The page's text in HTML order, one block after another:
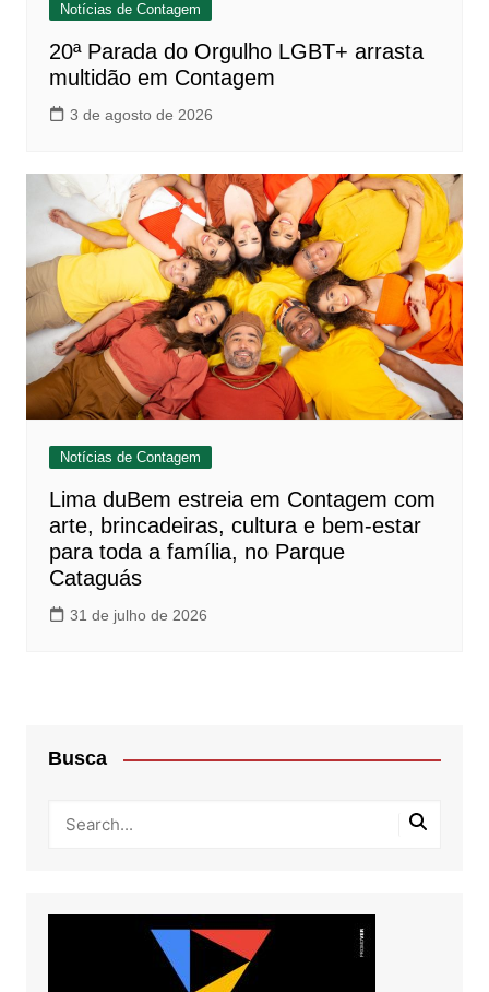
Notícias de Contagem
20ª Parada do Orgulho LGBT+ arrasta
multidão em Contagem
3 de agosto de 2026
Notícias de Contagem
Lima duBem estreia em Contagem com
arte, brincadeiras, cultura e bem-estar
para toda a família, no Parque
Cataguás
31 de julho de 2026
Busca